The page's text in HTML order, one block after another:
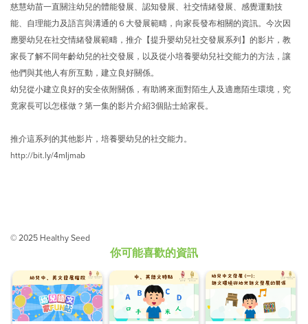
慈慧幼苗一直關注幼兒的體能發展、認知發展、社交情緒發展、感覺運動技
能、自理能力及語言與溝通的６大發展範疇，向家長發布相關的資訊。今次因
應嬰幼兒在社交情緒發展範疇，推介【提升嬰幼兒社交發展系列】的影片，教
家長了解不同年齡幼兒的社交發展，以及從小培養嬰幼兒社交能力的方法，讓
他們與其他人有所互動，建立良好關係。
幼兒從小建立良好的安全依附關係，有助將來面對陌生人及適應陌生環境，究
竟家長可以怎樣做？第一集的影片介紹3個貼士給家長。
推介這系列的其他影片，培養嬰幼兒的社交能力。
http://bit.ly/4mIjmab
© 2025 Healthy Seed
你可能喜歡的資訊